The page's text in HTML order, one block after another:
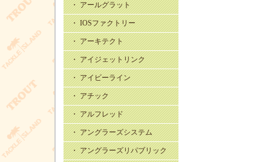
・ アールグラット
・ IOSファクトリー
・ アーキテクト
・ アイジェットリンク
・ アイビーライン
・ アチック
・ アルフレッド
・ アングラーズシステム
・ アングラーズリパブリック